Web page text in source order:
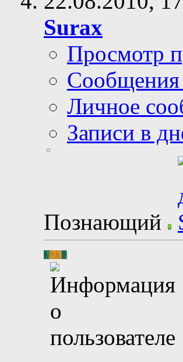
Surax
Просмотр
Личное
Записи в
Познающий